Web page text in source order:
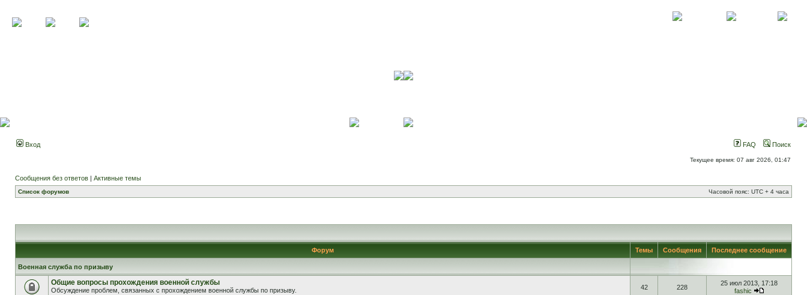
Вход FAQ Поиск
Текущее время: 07 авг 2026, 01:47
Сообщения без ответов | Активные темы
Список форумов Часовой пояс: UTC + 4 часа
Форум Темы Сообщения Последнее сообщение
Военная служба по призыву
Общие вопросы прохождения военной службы
Обсуждение проблем, связанных с прохождением военной службы по призыву. 42 228
25 июл 2013, 17:18
fashic